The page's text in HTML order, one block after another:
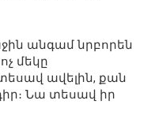
անգամ նրբորեն
մեկը
ավելին, քան
Նա տեսավ իր